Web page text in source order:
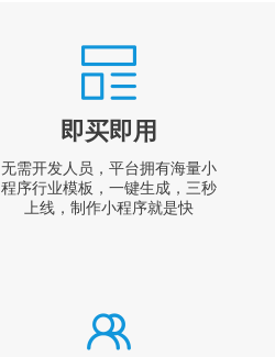
即买即用
无需开发人员，平台拥有海量小
程序行业模板，一键生成，三秒
上线，制作小程序就是快